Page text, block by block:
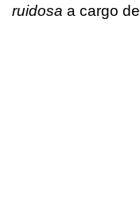
ruidosa a cargo de